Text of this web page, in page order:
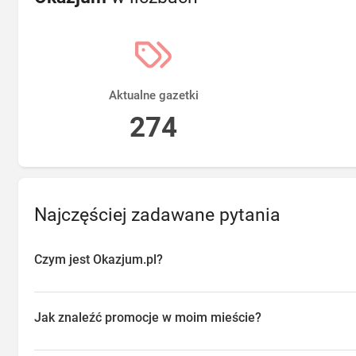
Aktualne gazetki
274
Najczęściej zadawane pytania
Czym jest Okazjum.pl?
przeglądać aktualne promocje w sklepach w Twojej okolicy,
Jak znaleźć promocje w moim mieście?